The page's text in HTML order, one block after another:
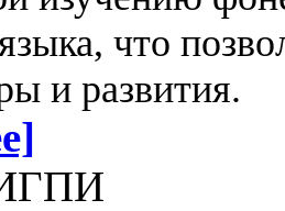
что
и развития.